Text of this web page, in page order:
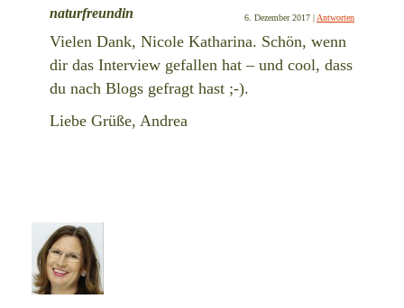
naturfreundin 6. Dezember 2017 |Antworten
Vielen Dank, Nicole Katharina. Schön, wenn
dir das Interview gefallen hat – und cool, dass
du nach Blogs gefragt hast ;-).
Liebe Grüße, Andrea